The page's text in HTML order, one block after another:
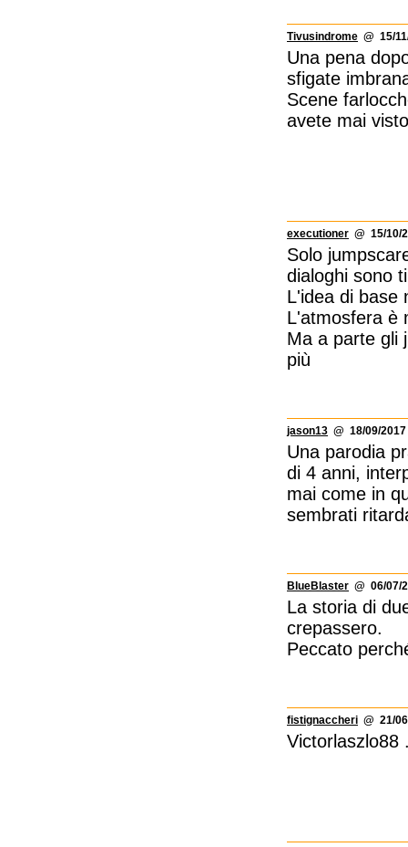
Tivusindrome @ 15/
Una pena
sfigate
Scene
avete mai
executioner @ 15/10/
Solo
dialoghi sono
L'idea di base
L'atmosfera è
Ma a parte gli
più
jason13 @ 18/09/
Una parodia
di 4 anni,
mai come in
sembrati
BlueBlaster @ 06/07/
La storia di
crepassero.
Peccato
fistignaccheri @ 21/
Victorlaszlo88